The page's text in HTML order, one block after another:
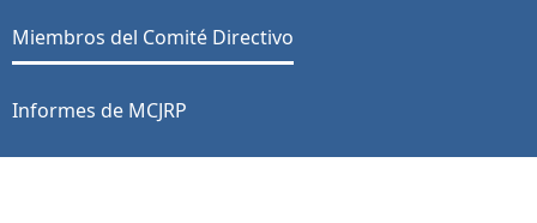
Miembros del Comité Directivo
Informes de MCJRP